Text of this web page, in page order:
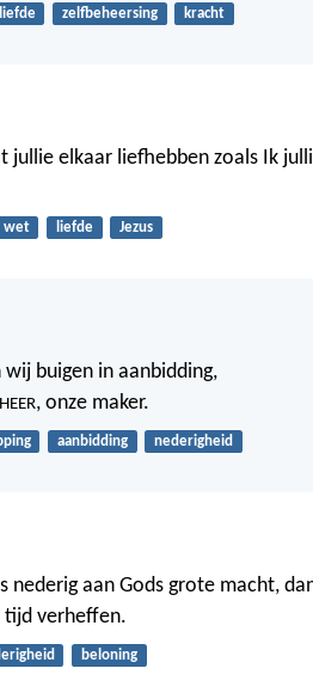
liefde zelfbeheersing kracht
jullie elkaar liefhebben zoals Ik
wet liefde Jezus
buigen in aanbidding,
HEER, onze maker.
aanbidding nederigheid
nederig aan Gods grote macht,
tijd verheffen.
beloning